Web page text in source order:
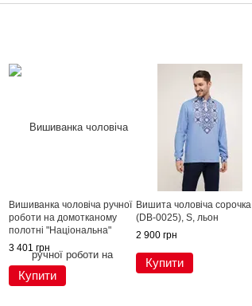
Вишиванка чоловіча ручної
роботи на домотканому
полотні "Національна"
(GNM-02646), 42,
домоткане полотно
3 401 грн
Купити
Вишита чоловіча сорочка
(DB-0025), S, льон
2 900 грн
Купити